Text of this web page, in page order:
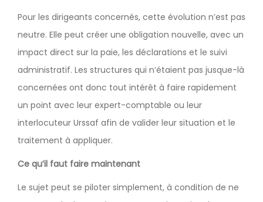
Pour les dirigeants concernés, cette évolution n’est pas
neutre. Elle peut créer une obligation nouvelle, avec un
impact direct sur la paie, les déclarations et le suivi
administratif. Les structures qui n’étaient pas jusque-là
concernées ont donc tout intérêt à faire rapidement
un point avec leur expert-comptable ou leur
interlocuteur Urssaf afin de valider leur situation et le
traitement à appliquer.
Ce qu’il faut faire maintenant
Le sujet peut se piloter simplement, à condition de ne